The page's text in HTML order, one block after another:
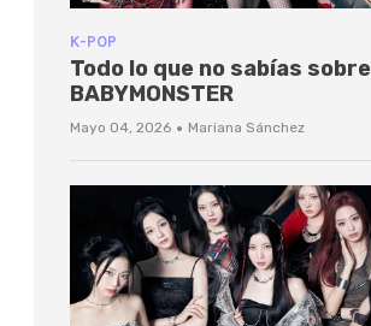
K-POP
Todo lo que no sabías sobre
BABYMONSTER
Mayo 04, 2026 · Mariana Sánchez